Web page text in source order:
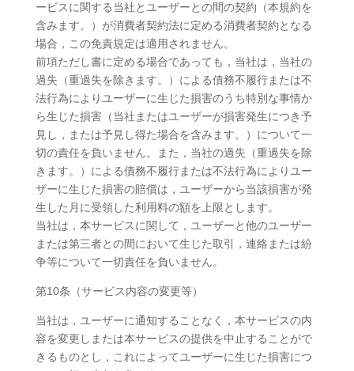
ービスに関する当社とユーザーとの間の契約（本規約を
含みます。）が消費者契約法に定める消費者契約となる
場合，この免責規定は適用されません。
前項ただし書に定める場合であっても，当社は，当社の
過失（重過失を除きます。）による債務不履行または不
法行為によりユーザーに生じた損害のうち特別な事情か
ら生じた損害（当社またはユーザーが損害発生につき予
見し，または予見し得た場合を含みます。）について一
切の責任を負いません。また，当社の過失（重過失を除
きます。）による債務不履行または不法行為によりユー
ザーに生じた損害の賠償は，ユーザーから当該損害が発
生した月に受領した利用料の額を上限とします。
当社は，本サービスに関して，ユーザーと他のユーザー
または第三者との間において生じた取引，連絡または紛
争等について一切責任を負いません。
第10条（サービス内容の変更等）
当社は，ユーザーに通知することなく，本サービスの内
容を変更しまたは本サービスの提供を中止することがで
きるものとし，これによってユーザーに生じた損害につ